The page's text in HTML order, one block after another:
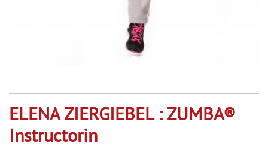
ELENA ZIERGIEBEL : ZUMBA®
Instructorin